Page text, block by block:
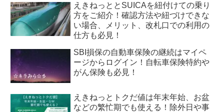
えきねっととSUICAを紐付けての乗り
方をご紹介！確認方法や紐づけできな
い場合、メリット、改札口での利用の
仕方も必見！
SBI損保の自動車保険の継続はマイペ
ージからログイン！自転車保険特約や
がん保険も必見！
えきねっとトクだ値は年末年始、お盆
などの繁忙期でも使える！除外日や事